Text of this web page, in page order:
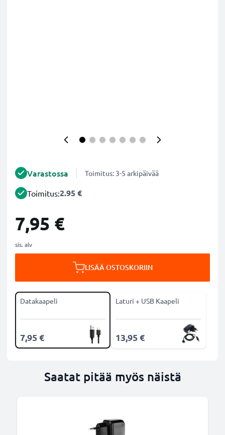
Varastossa Toimitus: 3-5 arkipäivää
Toimitus:2.95 €
7,95 €
sis. alv
LISÄÄ OSTOSKORIIN
Datakaapeli
7,95 €
Laturi + USB Kaapeli
13,95 €
Saatat pitää myös näistä